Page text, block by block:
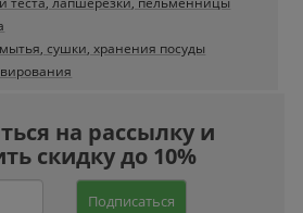
сушки, хранения посуды
на рассылку и
скидку до 10%
Подписаться